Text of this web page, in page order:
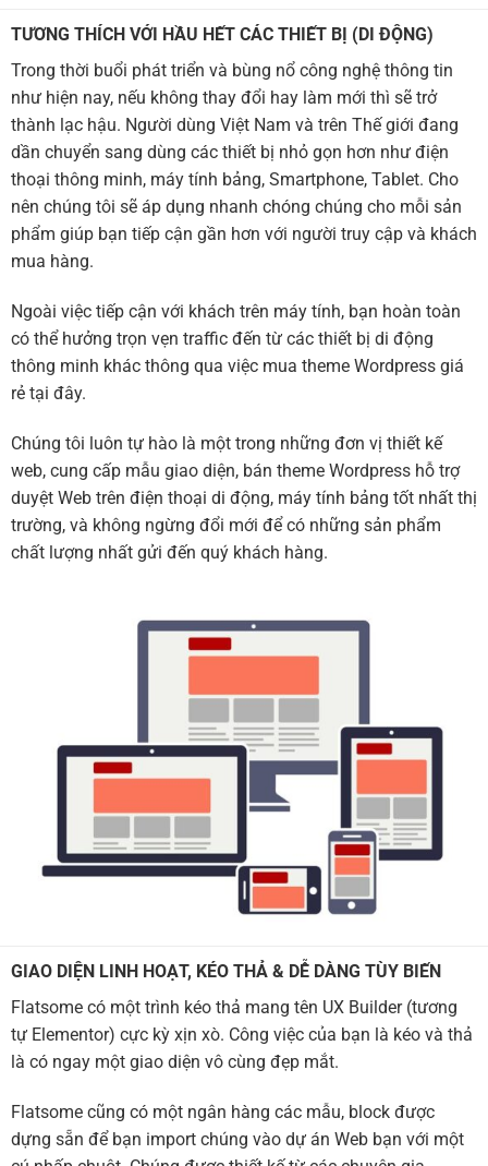
TƯƠNG THÍCH VỚI HẦU HẾT CÁC THIẾT BỊ (DI ĐỘNG)
Trong thời buổi phát triển và bùng nổ công nghệ thông tin
như hiện nay, nếu không thay đổi hay làm mới thì sẽ trở
thành lạc hậu. Người dùng Việt Nam và trên Thế giới đang
dần chuyển sang dùng các thiết bị nhỏ gọn hơn như điện
thoại thông minh, máy tính bảng, Smartphone, Tablet. Cho
nên chúng tôi sẽ áp dụng nhanh chóng chúng cho mỗi sản
phẩm giúp bạn tiếp cận gần hơn với người truy cập và khách
mua hàng.
Ngoài việc tiếp cận với khách trên máy tính, bạn hoàn toàn
có thể hưởng trọn vẹn traffic đến từ các thiết bị di động
thông minh khác thông qua việc mua theme Wordpress giá
rẻ tại đây.
Chúng tôi luôn tự hào là một trong những đơn vị thiết kế
web, cung cấp mẫu giao diện, bán theme Wordpress hỗ trợ
duyệt Web trên điện thoại di động, máy tính bảng tốt nhất thị
trường, và không ngừng đổi mới để có những sản phẩm
chất lượng nhất gửi đến quý khách hàng.
GIAO DIỆN LINH HOẠT, KÉO THẢ & DỄ DÀNG TÙY BIẾN
Flatsome có một trình kéo thả mang tên UX Builder (tương
tự Elementor) cực kỳ xịn xò. Công việc của bạn là kéo và thả
là có ngay một giao diện vô cùng đẹp mắt.
Flatsome cũng có một ngân hàng các mẫu, block được
dựng sẵn để bạn import chúng vào dự án Web bạn với một